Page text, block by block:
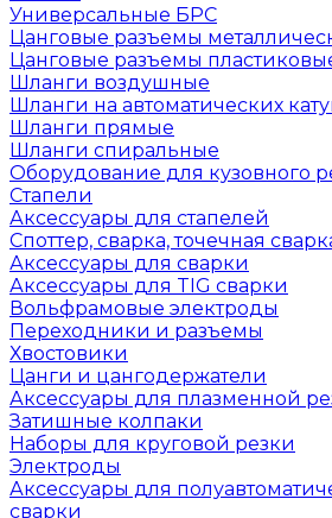
Универсальные БРС
Цанговые разъемы
Цанговые разъемы
Шланги воздушные
Шланги на автоматических
Шланги прямые
Шланги спиральные
Оборудование для кузовного
Стапели
Аксессуары для стапелей
Споттер, сварка, точечная
Аксессуары для сварки
Аксессуары для TIG сварки
Вольфрамовые электроды
Переходники и разъемы
Хвостовики
Цанги и цангодержатели
Аксессуары для плазменной
Затишные колпаки
Наборы для круговой резки
Электроды
Аксессуары для
сварки